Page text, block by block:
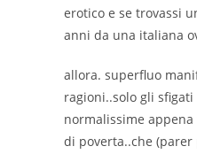
erotico e se trovassi
anni da una italiana
allora. superfluo
ragioni..solo gli
normalissime
di poverta..che (parer